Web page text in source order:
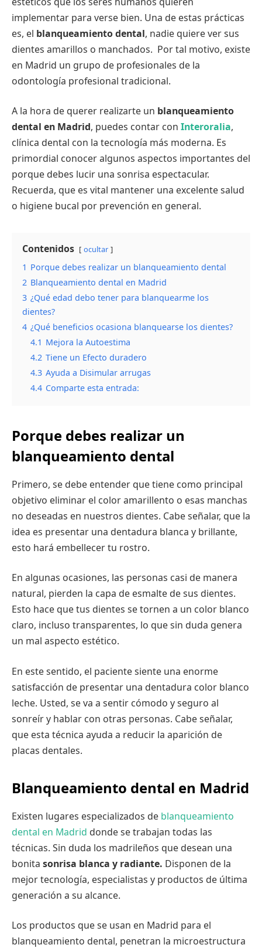
implementar para verse bien. Una de estas prácticas
es, el blanqueamiento dental, nadie quiere ver sus
dientes amarillos o manchados. Por tal motivo, existe
en Madrid un grupo de profesionales de la
odontología profesional tradicional.
A la hora de querer realizarte un blanqueamiento
dental en Madrid, puedes contar con Interoralia,
clínica dental con la tecnología más moderna. Es
primordial conocer algunos aspectos importantes del
porque debes lucir una sonrisa espectacular.
Recuerda, que es vital mantener una excelente salud
o higiene bucal por prevención en general.
Contenidos ocultar
1 Porque debes realizar un blanqueamiento dental
2 Blanqueamiento dental en Madrid
3 ¿Qué edad debo tener para blanquearme los
dientes?
4 ¿Qué beneficios ocasiona blanquearse los dientes?
4.1 Mejora la Autoestima
4.2 Tiene un Efecto duradero
4.3 Ayuda a Disimular arrugas
4.4 Comparte esta entrada:
Porque debes realizar un
blanqueamiento dental
Primero, se debe entender que tiene como principal
objetivo eliminar el color amarillento o esas manchas
no deseadas en nuestros dientes. Cabe señalar, que la
idea es presentar una dentadura blanca y brillante,
esto hará embellecer tu rostro.
En algunas ocasiones, las personas casi de manera
natural, pierden la capa de esmalte de sus dientes.
Esto hace que tus dientes se tornen a un color blanco
claro, incluso transparentes, lo que sin duda genera
un mal aspecto estético.
En este sentido, el paciente siente una enorme
satisfacción de presentar una dentadura color blanco
leche. Usted, se va a sentir cómodo y seguro al
sonreír y hablar con otras personas. Cabe señalar,
que esta técnica ayuda a reducir la aparición de
placas dentales.
Blanqueamiento dental en Madrid
Existen lugares especializados de blanqueamiento
dental en Madrid donde se trabajan todas las
técnicas. Sin duda los madrileños que desean una
bonita sonrisa blanca y radiante. Disponen de la
mejor tecnología, especialistas y productos de última
generación a su alcance.
Los productos que se usan en Madrid para el
blanqueamiento dental, penetran la microestructura